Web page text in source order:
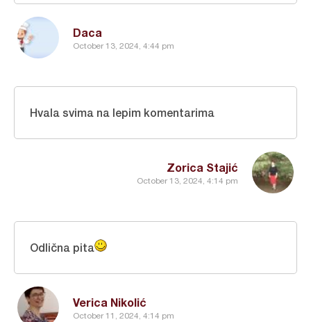
Daca
October 13, 2024, 4:44 pm
Zorica Stajić
October 13, 2024, 4:14 pm
Hvala svima na lepim komentarima
Verica Nikolić
October 11, 2024, 4:14 pm
Odlična pita